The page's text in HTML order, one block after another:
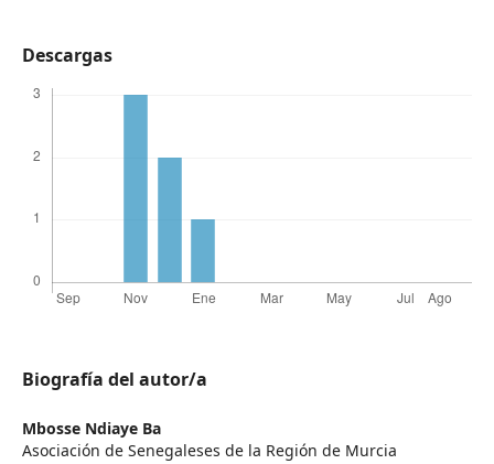
Descargas
Biografía del autor/a
Mbosse Ndiaye Ba
Asociación de Senegaleses de la Región de Murcia